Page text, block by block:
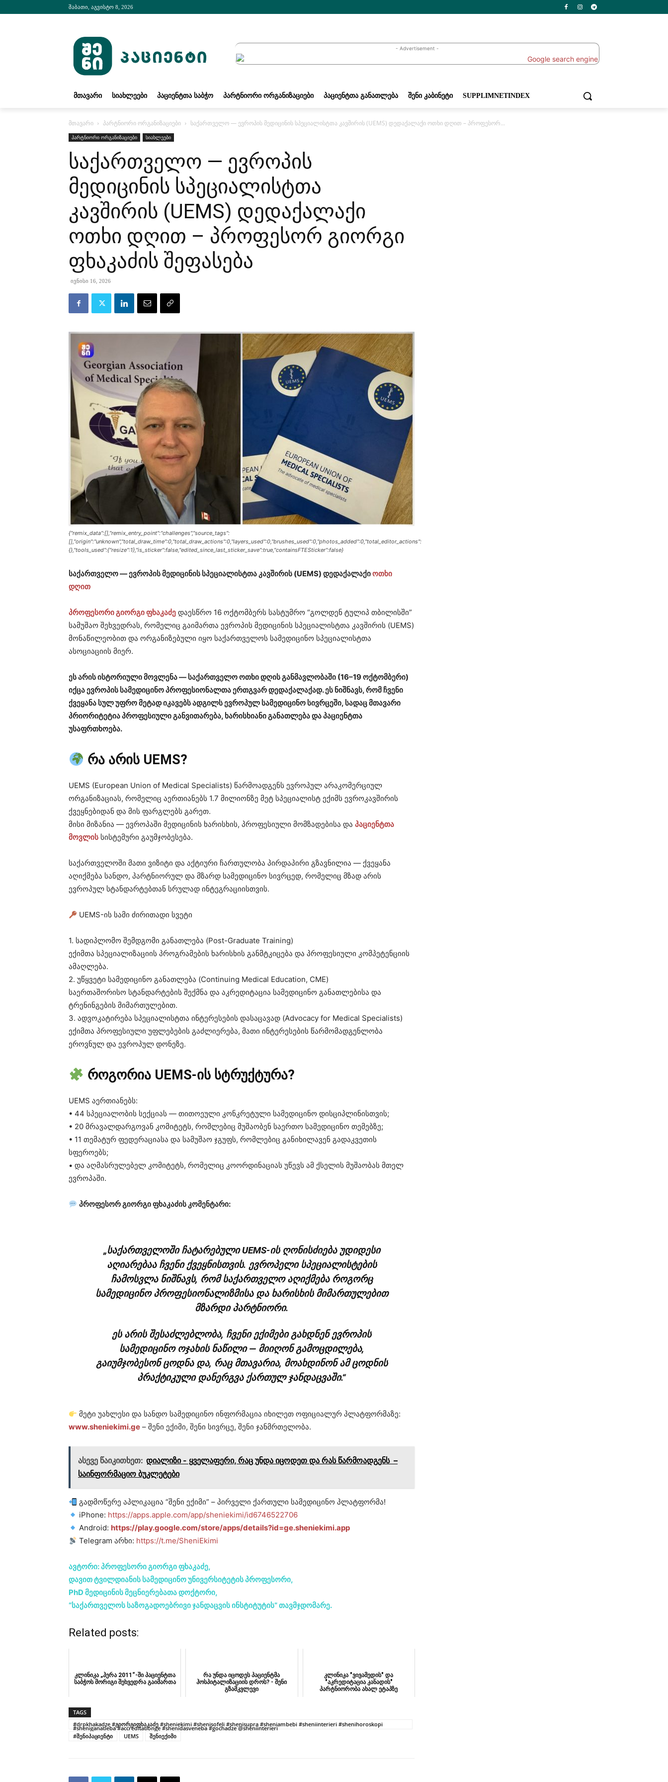
შაბათი, აგვისტო 8, 2026
- Advertisement -
ᲛᲗᲐᲕᲐᲠᲘ ᲡᲘᲐᲮᲚᲔᲔᲑᲘ ᲞᲐᲪᲘᲔᲜᲢᲗᲐ ᲡᲐᲑᲭᲝ ᲞᲐᲠᲢᲜᲘᲝᲠᲘ ᲝᲠᲒᲐᲜᲘᲖᲐᲪᲘᲔᲑᲘ ᲞᲐᲪᲘᲔᲜᲢᲗᲐ ᲒᲐᲜᲐᲗᲚᲔᲑᲐ ᲨᲔᲜᲘ ᲙᲐᲑᲘᲜᲔᲢᲘ SUPPLIMNETINDEX
მთავარი პარტნიორი ორგანიზაციები საქართველო — ევროპის მედიცინის სპეციალისტთა კავშირის (UEMS) დედაქალაქი ოთხი დღით – პროფესორ...
პარტნიორი ორგანიზაციები სიახლეები
საქართველო — ევროპის
მედიცინის სპეციალისტთა
კავშირის (UEMS) დედაქალაქი
ოთხი დღით – პროფესორ გიორგი
ფხაკაძის შეფასება
ივნისი 16, 2026
{"remix_data":[],"remix_entry_point":"challenges","source_tags":
[],"origin":"unknown","total_draw_time":0,"total_draw_actions":0,"layers_used":0,"brushes_used":0,"photos_added":0,"total_editor_actions":
{},"tools_used":{"resize":1},"is_sticker":false,"edited_since_last_sticker_save":true,"containsFTESticker":false}
საქართველო — ევროპის მედიცინის სპეციალისტთა კავშირის (UEMS) დედაქალაქიოთხი
დღით
პროფესორი გიორგი ფხაკაძე დაესწრო 16 ოქტომბერს სასტუმრო “გოლდენ ტულიპ თბილისში”
სამუშაო შეხვედრას, რომელიც გაიმართა ევროპის მედიცინის სპეციალისტთა კავშირის (UEMS)
მონაწილეობით და ორგანიზებული იყო საქართველოს სამედიცინო სპეციალისტთა
ასოციაციის მიერ.
ეს არის ისტორიული მოვლენა — საქართველო ოთხი დღის განმავლობაში (16–19 ოქტომბერი)
იქცა ევროპის სამედიცინო პროფესიონალთა ერთგვარ დედაქალაქად. ეს ნიშნავს, რომ ჩვენი
ქვეყანა სულ უფრო მეტად იკავებს ადგილს ევროპულ სამედიცინო სივრცეში, სადაც მთავარი
პრიორიტეტია პროფესიული განვითარება, ხარისხიანი განათლება და პაციენტთა
უსაფრთხოება.
რა არის UEMS?
UEMS (European Union of Medical Specialists) წარმოადგენს ევროპულ არაკომერციულ
ორგანიზაციას, რომელიც აერთიანებს 1.7 მილიონზე მეტ სპეციალისტ ექიმს ევროკავშირის
ქვეყნებიდან და მის ფარგლებს გარეთ.
მისი მიზანია — ევროპაში მედიცინის ხარისხის, პროფესიული მომზადებისა და პაციენტთა
მოვლის სისტემური გაუმჯობესება.
საქართველოში მათი ვიზიტი და აქტიური ჩართულობა პირდაპირი გზავნილია — ქვეყანა
აღიქმება სანდო, პარტნიორულ და მზარდ სამედიცინო სივრცედ, რომელიც მზად არის
ევროპულ სტანდარტებთან სრულად ინტეგრაციისთვის.
UEMS-ის სამი ძირითადი სვეტი
1. სადიპლომო შემდგომი განათლება (Post-Graduate Training)
ექიმთა სპეციალიზაციის პროგრამების ხარისხის განმტკიცება და პროფესიული კომპეტენციის
ამაღლება.
2. უწყვეტი სამედიცინო განათლება (Continuing Medical Education, CME)
საერთაშორისო სტანდარტების შექმნა და აკრედიტაცია სამედიცინო განათლებისა და
ტრენინგების მიმართულებით.
3. ადვოკატირება სპეციალისტთა ინტერესების დასაცავად (Advocacy for Medical Specialists)
ექიმთა პროფესიული უფლებების გაძლიერება, მათი ინტერესების წარმომადგენლობა
ეროვნულ და ევროპულ დონეზე.
როგორია UEMS-ის სტრუქტურა?
UEMS აერთიანებს:
• 44 სპეციალობის სექციას — თითოეული კონკრეტული სამედიცინო დისციპლინისთვის;
• 20 მრავალდარგოვან კომიტეტს, რომლებიც მუშაობენ საერთო სამედიცინო თემებზე;
• 11 თემატურ ფედერაციასა და სამუშაო ჯგუფს, რომლებიც განიხილავენ გადაკვეთის
სფეროებს;
• და აღმასრულებელ კომიტეტს, რომელიც კოორდინაციას უწევს ამ ქსელის მუშაობას მთელ
ევროპაში.
პროფესორ გიორგი ფხაკაძის კომენტარი:
„საქართველოში ჩატარებული UEMS-ის ღონისძიება უდიდესი
აღიარებაა ჩვენი ქვეყნისთვის. ევროპელი სპეციალისტების
ჩამოსვლა ნიშნავს, რომ საქართველო აღიქმება როგორც
სამედიცინო პროფესიონალიზმისა და ხარისხის მიმართულებით
მზარდი პარტნიორი.
ეს არის შესაძლებლობა, ჩვენი ექიმები გახდნენ ევროპის
სამედიცინო ოჯახის ნაწილი — მიიღონ გამოცდილება,
გაიუმჯობესონ ცოდნა და, რაც მთავარია, მოახდინონ ამ ცოდნის
პრაქტიკული დანერგვა ქართულ ჯანდაცვაში.“
მეტი უახლესი და სანდო სამედიცინო ინფორმაცია იხილეთ ოფიციალურ პლატფორმაზე:
www.sheniekimi.ge – შენი ექიმი, შენი სივრცე, შენი ჯანმრთელობა.
ასევე წაიკითხეთ: დიალიზი - ყველაფერი, რაც უნდა იცოდეთ და რას წარმოადგენს –
საინფორმაციო ბუკლეტები
გადმოწერე აპლიკაცია “შენი ექიმი” – პირველი ქართული სამედიცინო პლატფორმა!
iPhone: https://apps.apple.com/app/sheniekimi/id6746522706
Android: https://play.google.com/store/apps/details?id=ge.sheniekimi.app
Telegram არხი: https://t.me/SheniEkimi
ავტორი: პროფესორი გიორგი ფხაკაძე,
დავით ტვილდიანის სამედიცინო უნივერსიტეტის პროფესორი,
PhD მედიცინის მეცნიერებათა დოქტორი,
“საქართველოს საზოგადოებრივი ჯანდაცვის ინსტიტუტის” თავმჯდომარე.
Related posts:
კლინიკა „ჰერა 2011“-ში პაციენტთა
საბჭოს მორიგი შეხვედრა გაიმართა
რა უნდა იცოდეს პაციენტმა
ჰოსპიტალიზაციის დროს? - შენი
გზამკვლევი
კლინიკა "ვივამედის" და
"აკრედიტაცია კანადის"
პარტნიორობა ახალ ეტაპზე
TAGS
#drpkhakadze #გიორგიფხაკაძე #sheniekimi #shenisofeli #shenisupra #sheniambebi #sheniinterieri #shenihoroskopi
#sheniganatleba #accreditationge #shenidasveneba #gochadze @sheniinterieri
#შენიპაციენტი
UEMS შენიექიმი